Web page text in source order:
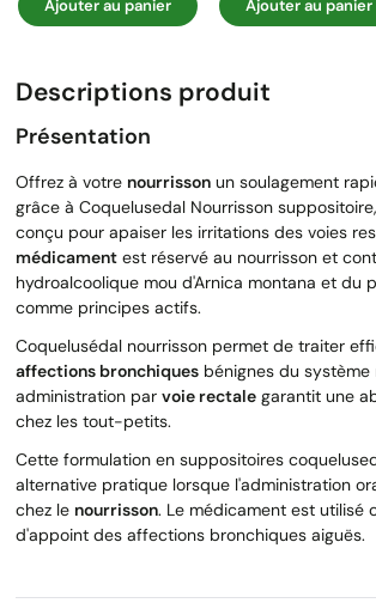
Ajouter au panier Ajouter au panier
Descriptions produit
Présentation
Offrez à votre nourrisson un soulagement
grâce à Coquelusedal Nourrisson
conçu pour apaiser les irritations des voies
médicament est réservé au nourrisson et
hydroalcoolique mou d'Arnica montana et du
comme principes actifs.
Coquelusédal nourrisson permet de traiter
affections bronchiques bénignes du système
administration par voie rectale garantit une
chez les tout-petits.
Cette formulation en suppositoires
alternative pratique lorsque l'administration
chez le nourrisson. Le médicament est utilisé
d'appoint des affections bronchiques aiguës.